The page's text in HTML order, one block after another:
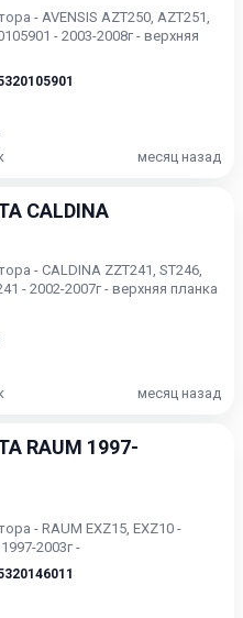
- AVENSIS AZT250, AZT251,
- 2003-2008г - верхняя
месяц назад
CALDINA
- CALDINA ZZT241, ST246,
- 2002-2007г - верхняя планка
месяц назад
RAUM 1997-
- RAUM EXZ15, EXZ10 -
2003г -